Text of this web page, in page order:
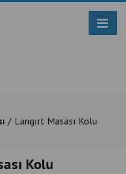
Langırt Masası Kolu
Kolu